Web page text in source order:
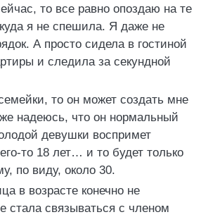
то все равно опоздаю на те
я не спешила. Я даже не
А просто сидела в гостиной
и следила за секундной
то он может создать мне
надеюсь, что он нормальный
девушки воспримет
то 18 лет… и то будет только
по виду, около 30.
в возрасте конечно не
стала связываться с членом